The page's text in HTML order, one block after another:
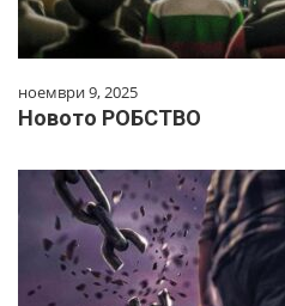
ноември 9, 2025
Новото РОБСТВО